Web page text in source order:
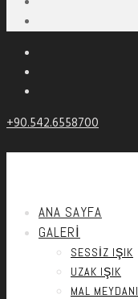
+90.542.6558700
ANA SAYFA
GALERİ
SESSIZ IŞIK
UZAK IŞIK
MAL MEYDANI